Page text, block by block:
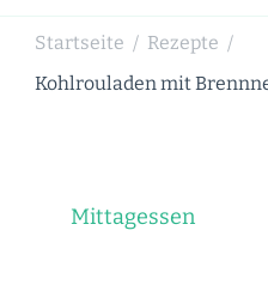
Startseite / Rezepte /
Kohlrouladen mit
Mittagessen